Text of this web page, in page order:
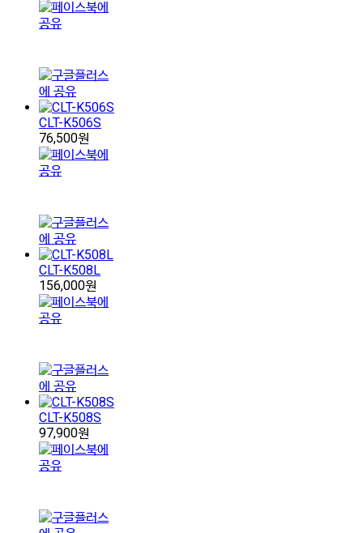
CLT-K506S
76,500원
CLT-K508L
156,000원
CLT-K508S
97,900원